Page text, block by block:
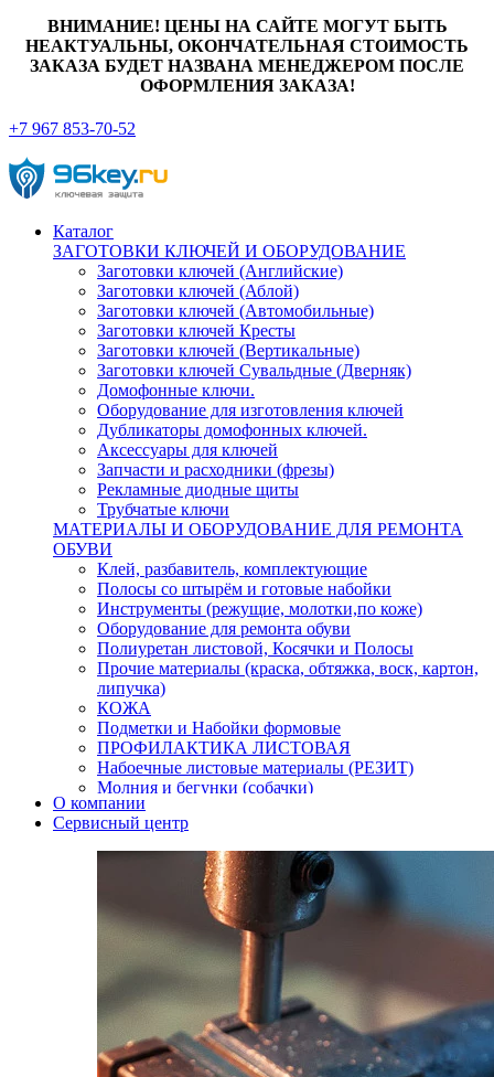
ВНИМАНИЕ! ЦЕНЫ НА САЙТЕ МОГУТ БЫТЬ
НЕАКТУАЛЬНЫ, ОКОНЧАТЕЛЬНАЯ СТОИМОСТЬ
ЗАКАЗА БУДЕТ НАЗВАНА МЕНЕДЖЕРОМ ПОСЛЕ
ОФОРМЛЕНИЯ ЗАКАЗА!
+7 967 853-70-52
Каталог
ЗАГОТОВКИ КЛЮЧЕЙ И ОБОРУДОВАНИЕ
Заготовки ключей (Английские)
Заготовки ключей (Аблой)
Заготовки ключей (Автомобильные)
Заготовки ключей Кресты
Заготовки ключей (Вертикальные)
Заготовки ключей Сувальдные (Дверняк)
Домофонные ключи.
Оборудование для изготовления ключей
Дубликаторы домофонных ключей.
Аксессуары для ключей
Запчасти и расходники (фрезы)
Рекламные диодные щиты
Трубчатые ключи
МАТЕРИАЛЫ И ОБОРУДОВАНИЕ ДЛЯ РЕМОНТА
ОБУВИ
Клей, разбавитель, комплектующие
Полосы со штырём и готовые набойки
Инструменты (режущие, молотки,по коже)
Оборудование для ремонта обуви
Полиуретан листовой, Косячки и Полосы
Прочие материалы (краска, обтяжка, воск, картон,
липучка)
КОЖА
Подметки и Набойки формовые
ПРОФИЛАКТИКА ЛИСТОВАЯ
Набоечные листовые материалы (РЕЗИТ)
Молния и бегунки (собачки)
Нитки,иглы-шило,крючки.
Уход и косметика для обуви
Кнопки (магнитые,кобурные)
Пряжки для ремня
О компании
Сервисный центр